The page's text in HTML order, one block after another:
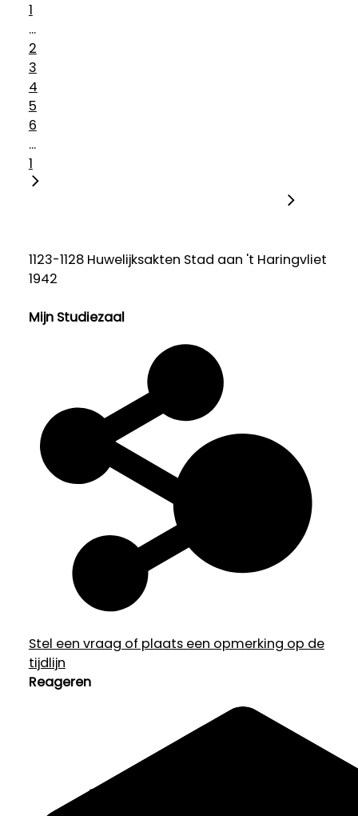
1
...
2
3
4
5
6
...
1
1123-1128 Huwelijksakten Stad aan 't Haringvliet
1942
Mijn Studiezaal
Stel een vraag of plaats een opmerking op de
tijdlijn
Reageren